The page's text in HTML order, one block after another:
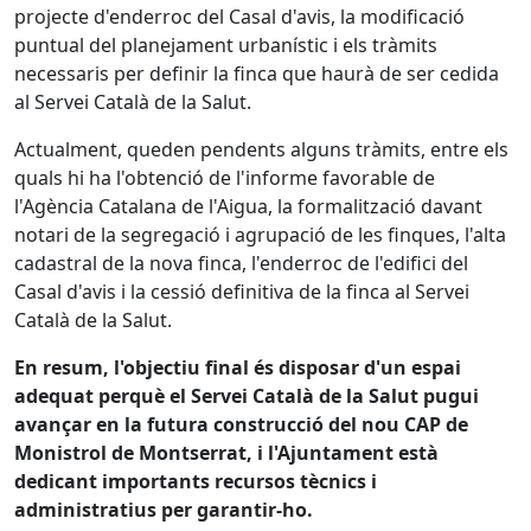
projecte d'enderroc del Casal d'avis, la modificació
puntual del planejament urbanístic i els tràmits
necessaris per definir la finca que haurà de ser cedida
al Servei Català de la Salut.
Actualment, queden pendents alguns tràmits, entre els
quals hi ha l'obtenció de l'informe favorable de
l'Agència Catalana de l'Aigua, la formalització davant
notari de la segregació i agrupació de les finques, l'alta
cadastral de la nova finca, l'enderroc de l'edifici del
Casal d'avis i la cessió definitiva de la finca al Servei
Català de la Salut.
En resum, l'objectiu final és disposar d'un espai
adequat perquè el Servei Català de la Salut pugui
avançar en la futura construcció del nou CAP de
Monistrol de Montserrat, i l'Ajuntament està
dedicant importants recursos tècnics i
administratius per garantir-ho.